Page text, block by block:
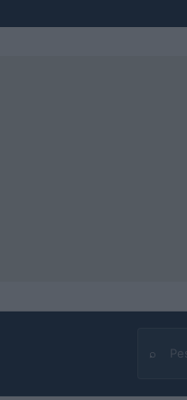
⌕
Buscar